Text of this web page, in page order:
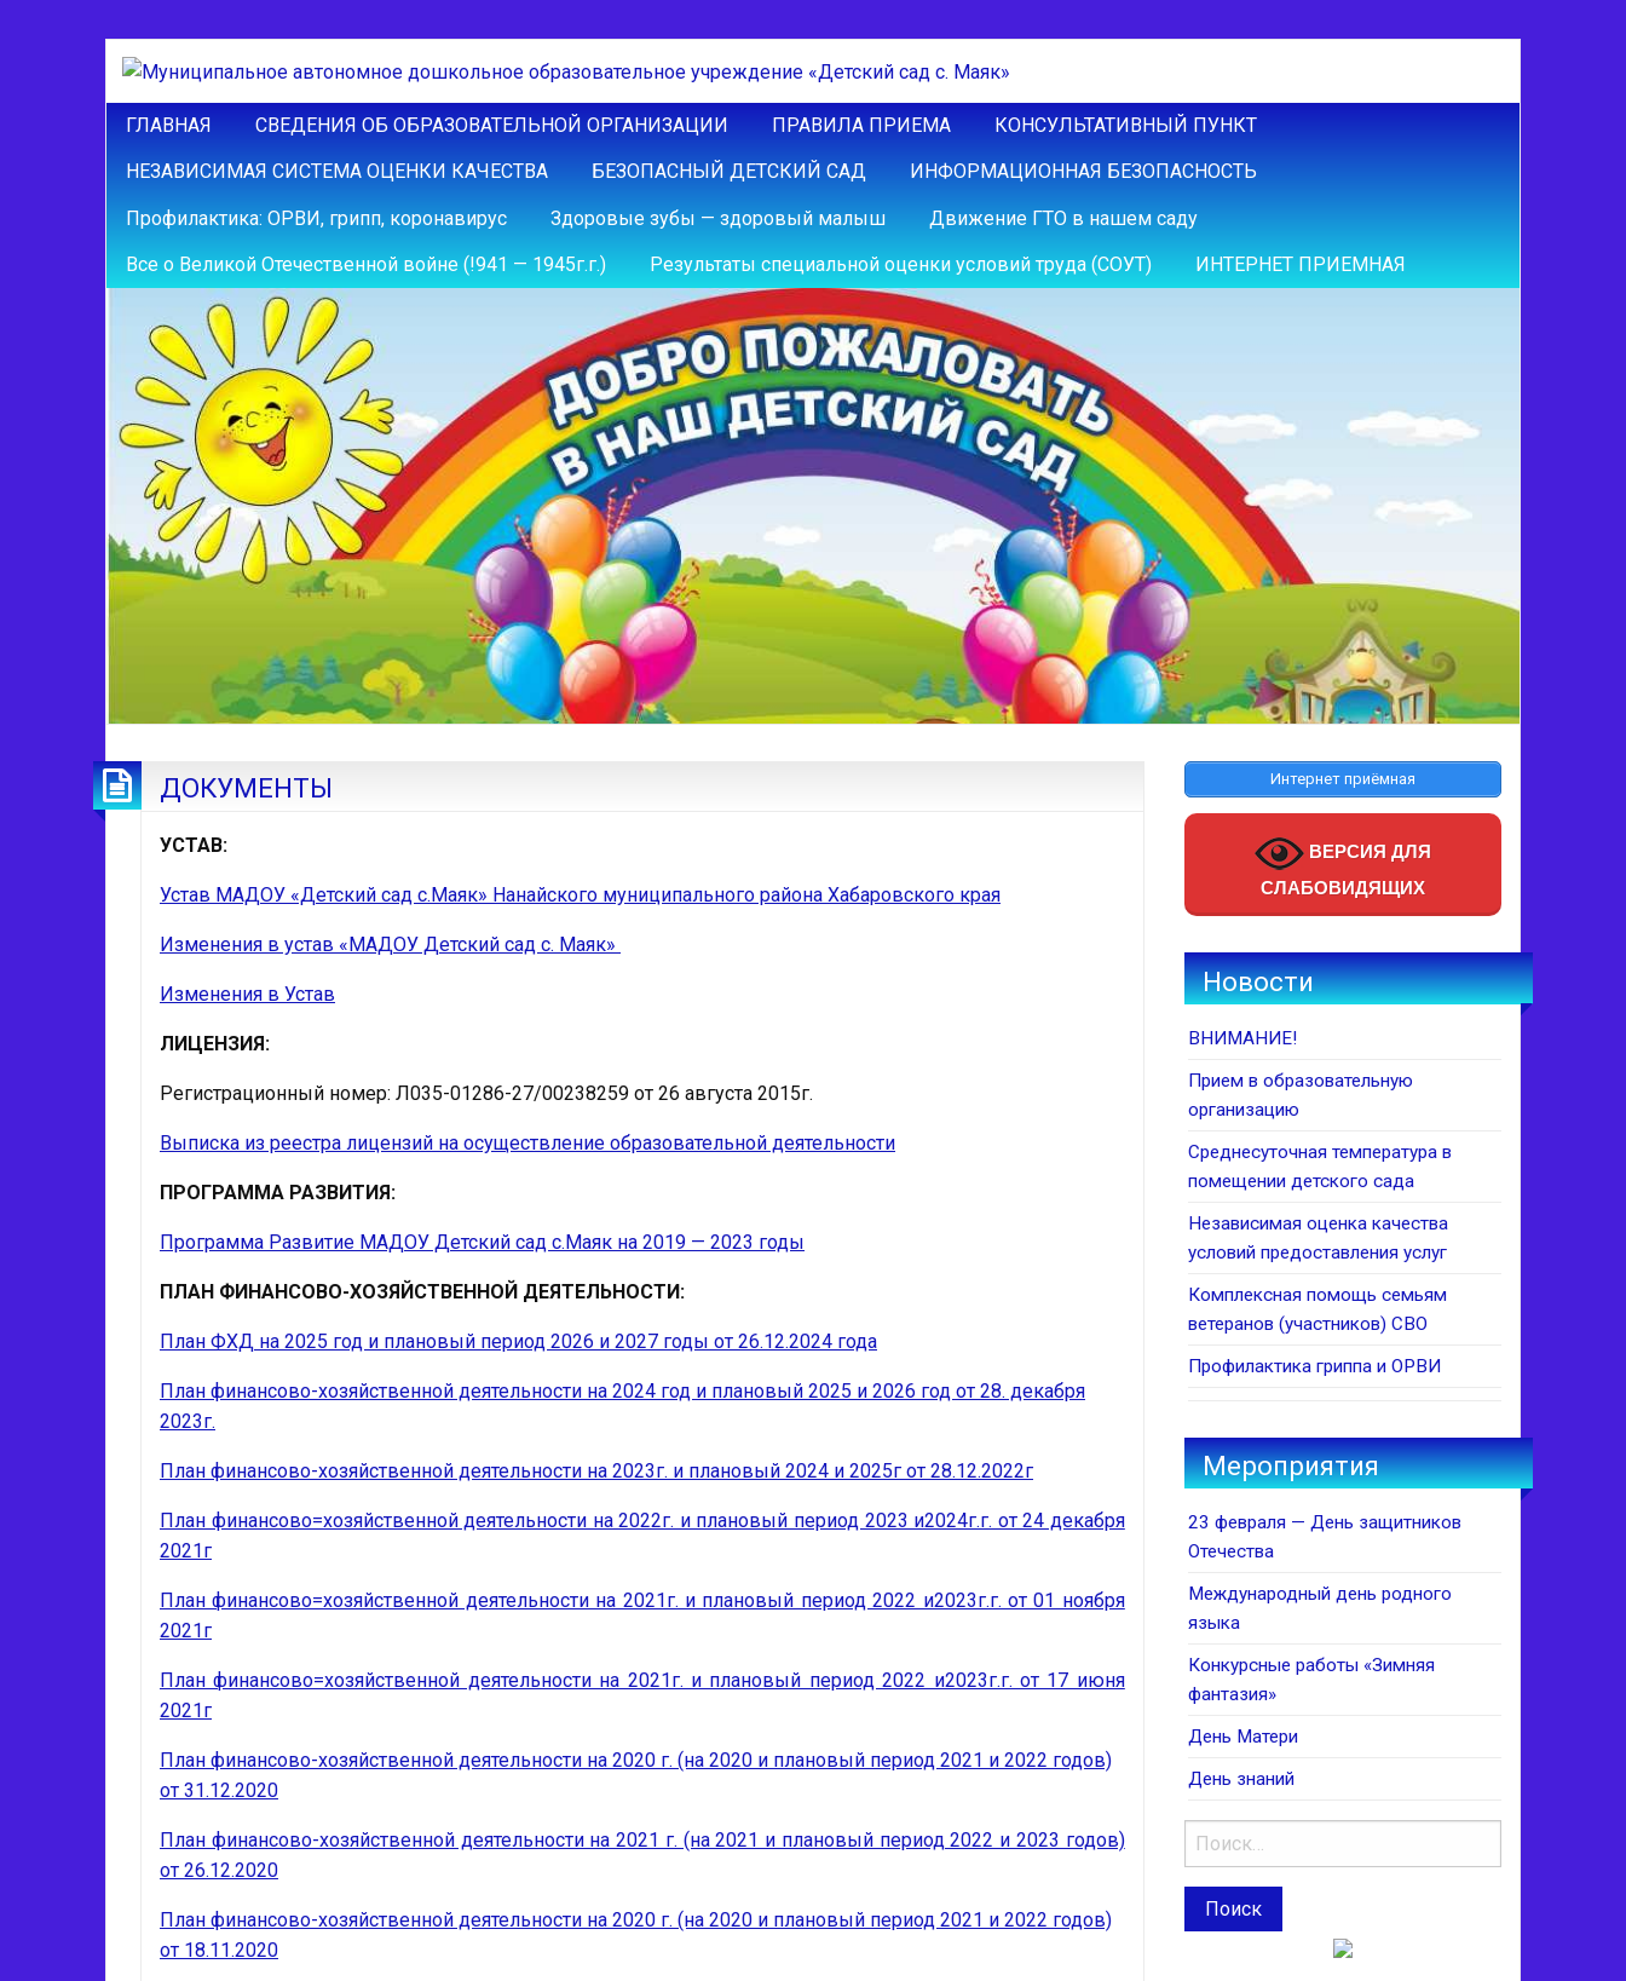
ГЛАВНАЯ СВЕДЕНИЯ ОБ ОБРАЗОВАТЕЛЬНОЙ ОРГАНИЗАЦИИ ПРАВИЛА ПРИЕМА КОНСУЛЬТАТИВНЫЙ ПУНКТ
НЕЗАВИСИМАЯ СИСТЕМА ОЦЕНКИ КАЧЕСТВА БЕЗОПАСНЫЙ ДЕТСКИЙ САД ИНФОРМАЦИОННАЯ БЕЗОПАСНОСТЬ
Профилактика: ОРВИ, грипп, коронавирус Здоровые зубы — здоровый малыш Движение ГТО в нашем саду
Все о Великой Отечественной войне (!941 — 1945г.г.) Результаты специальной оценки условий труда (СОУТ) ИНТЕРНЕТ ПРИЕМНАЯ
ДОКУМЕНТЫ
УСТАВ:
Устав МАДОУ «Детский сад с.Маяк» Нанайского муниципального района Хабаровского края
Изменения в устав «МАДОУ Детский сад с. Маяк»
Изменения в Устав
ЛИЦЕНЗИЯ:
Регистрационный номер: Л035-01286-27/00238259 от 26 августа 2015г.
Выписка из реестра лицензий на осуществление образовательной деятельности
ПРОГРАММА РАЗВИТИЯ:
Программа Развитие МАДОУ Детский сад с.Маяк на 2019 — 2023 годы
ПЛАН ФИНАНСОВО-ХОЗЯЙСТВЕННОЙ ДЕЯТЕЛЬНОСТИ:
План ФХД на 2025 год и плановый период 2026 и 2027 годы от 26.12.2024 года
План финансово-хозяйственной деятельности на 2024 год и плановый 2025 и 2026 год от 28. декабря
2023г.
План финансово-хозяйственной деятельности на 2023г. и плановый 2024 и 2025г от 28.12.2022г
План финансово=хозяйственной деятельности на 2022г. и плановый период 2023 и2024г.г. от 24 декабря
2021г
План финансово=хозяйственной деятельности на 2021г. и плановый период 2022 и2023г.г. от 01 ноября
2021г
План финансово=хозяйственной деятельности на 2021г. и плановый период 2022 и2023г.г. от 17 июня
2021г
План финансово-хозяйственной деятельности на 2020 г. (на 2020 и плановый период 2021 и 2022 годов)
от 31.12.2020
План финансово-хозяйственной деятельности на 2021 г. (на 2021 и плановый период 2022 и 2023 годов)
от 26.12.2020
План финансово-хозяйственной деятельности на 2020 г. (на 2020 и плановый период 2021 и 2022 годов)
от 18.11.2020
Интернет приёмная
ВЕРСИЯ ДЛЯ
СЛАБОВИДЯЩИХ
Новости
ВНИМАНИЕ!
Прием в образовательную
организацию
Среднесуточная температура в
помещении детского сада
Независимая оценка качества
условий предоставления услуг
Комплексная помощь семьям
ветеранов (участников) СВО
Профилактика гриппа и ОРВИ
Мероприятия
23 февраля — День защитников
Отечества
Международный день родного
языка
Конкурсные работы «Зимняя
фантазия»
День Матери
День знаний